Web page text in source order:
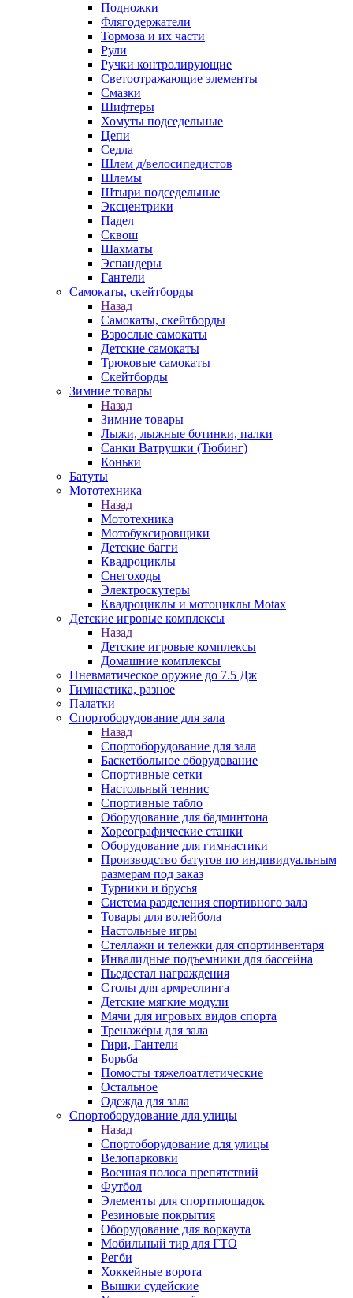
Подножки
Флягодержатели
Тормоза и их части
Рули
Ручки контролирующие
Светоотражающие элементы
Смазки
Шифтеры
Хомуты подседельные
Цепи
Седла
Шлем д/велосипедистов
Шлемы
Штыри подседельные
Эксцентрики
Падел
Сквош
Шахматы
Эспандеры
Гантели
Самокаты, скейтборды
Назад
Самокаты, скейтборды
Взрослые самокаты
Детские самокаты
Трюковые самокаты
Скейтборды
Зимние товары
Назад
Зимние товары
Лыжи, лыжные ботинки, палки
Санки Ватрушки (Тюбинг)
Коньки
Батуты
Мототехника
Назад
Мототехника
Мотобуксировщики
Детские багги
Квадроциклы
Снегоходы
Электроскутеры
Квадроциклы и мотоциклы Motax
Детские игровые комплексы
Назад
Детские игровые комплексы
Домашние комплексы
Пневматическое оружие до 7.5 Дж
Гимнастика, разное
Палатки
Спортоборудование для зала
Назад
Спортоборудование для зала
Баскетбольное оборудование
Спортивные сетки
Настольный теннис
Спортивные табло
Оборудование для бадминтона
Хореографические станки
Оборудование для гимнастики
Производство батутов по индивидуальным
размерам под заказ
Турники и брусья
Система разделения спортивного зала
Товары для волейбола
Настольные игры
Стеллажи и тележки для спортинвентаря
Инвалидные подъемники для бассейна
Пьедестал награждения
Столы для армреслинга
Детские мягкие модули
Мячи для игровых видов спорта
Тренажёры для зала
Гири, Гантели
Борьба
Помосты тяжелоатлетические
Остальное
Одежда для зала
Спортоборудование для улицы
Назад
Спортоборудование для улицы
Велопарковки
Военная полоса препятствий
Футбол
Элементы для спортплощадок
Резиновые покрытия
Оборудование для воркаута
Мобильный тир для ГТО
Регби
Хоккейные ворота
Вышки судейские